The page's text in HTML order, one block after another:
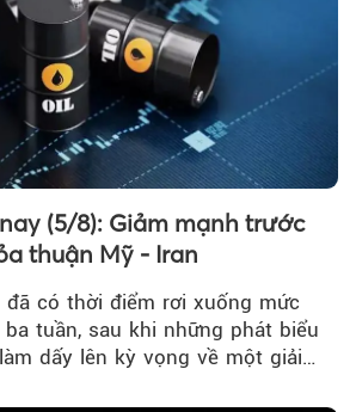
(5/8): Giảm mạnh trước
thuận Mỹ - Iran
đã có thời điểm rơi xuống mức
tuần, sau khi những phát biểu
dấy lên kỳ vọng về một giải